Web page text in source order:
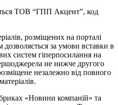
ТОВ “ГПП Акцент”, код
розміщених на порталі
за умови вставки в
систем гіперпосилання на
не нижче другого
незалежно від повного
«Новини компаній» та